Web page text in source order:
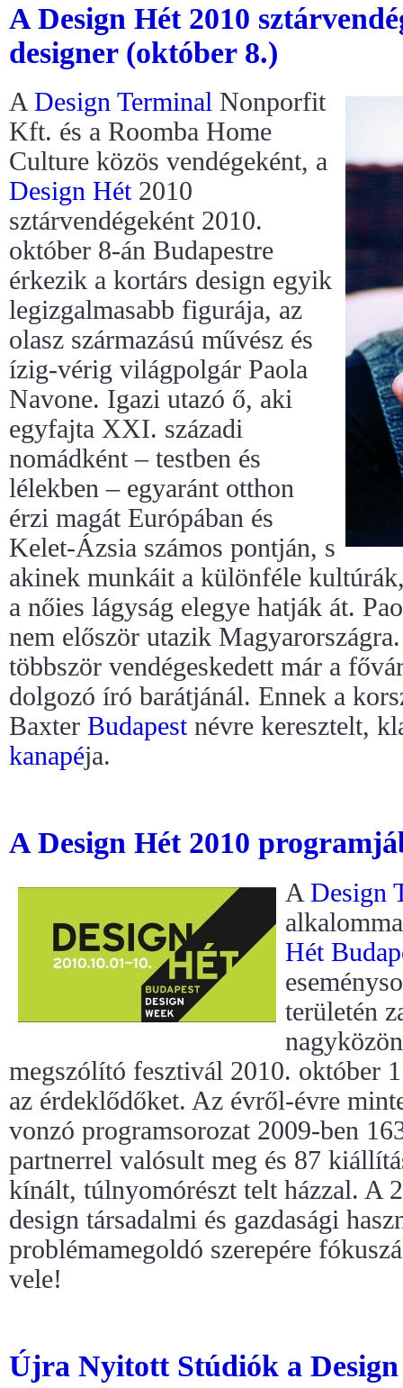
A Design Hét 2010
designer (október 8.)
ADesign Terminal Nonporfit
Kft. és a Roomba Home
Culture közös vendégeként, a
Design Hét2010
sztárvendégeként 2010.
október 8-án Budapestre
érkezik a kortárs design egyik
legizgalmasabb figurája, az
olasz származású művész és
ízig-vérig világpolgár Paola
Navone. Igazi utazó ő, aki
egyfajta XXI. századi
nomádként – testben és
lélekben – egyaránt otthon
érzi magát Európában és
Kelet-Ázsia számos pontján, s
akinek munkáit a különféle
a nőies lágyság elegye hatják át.
nem először utazik
többször vendégeskedett már a
dolgozó író barátjánál. Ennek a
Baxter Budapestnévre keresztelt,
kanapéja.
A Design Hét 2010
A Design
Hét
területén
megszólító fesztivál 2010. október
az érdeklődőket. Az évről-évre
vonzó programsorozat 2009-ben
partnerrel valósult meg és 87
kínált, túlnyomórészt telt házzal. A
design társadalmi és gazdasági
problémamegoldó szerepére
vele!
Újra Nyitott Stúdiók a Design